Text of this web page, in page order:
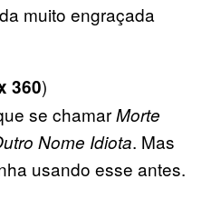
muito engraçada
360)
se chamarMorte
Nome Idiota. Mas
usando esse antes.